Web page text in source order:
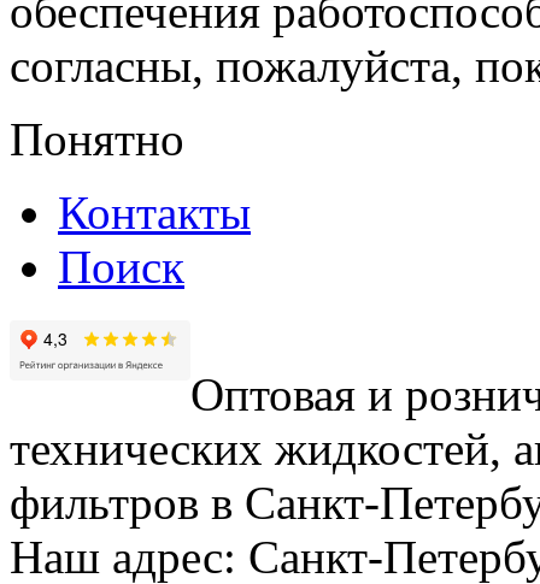
обеспечения
согласны, пожалуйста,
Понятно
Контакты
Поиск
Оптовая и
технических жидкостей,
фильтров в Санкт-
Наш адрес: Санкт-